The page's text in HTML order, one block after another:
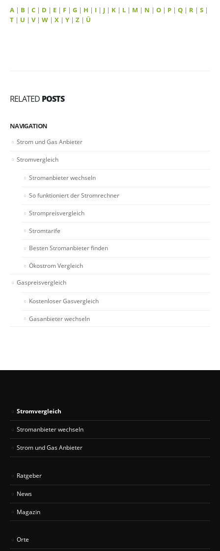
A | B | C | D | E | F | G | H | I | J | K | L | M | N | O | P | Q | R | S |
T | U | V| W | X | Y | Z | Ü
RELATED POSTS
NAVIGATION
Strom und Gas Anbieter
Stromvergleich
Stromanbieter wechseln
So funktioniert der Stromrechner
Strompreisvergleich
Stromtarife
Besten Stromanbieter finden
Ökostrom Vergleich
Gaspreisvergleich
Kostenloser Gasvergleich
Gasanbieter wechseln
Stromvergleich
Stromanbieter wechseln
Strom und Gas Anbieter
Ratgeber
News
Magazin
Orte